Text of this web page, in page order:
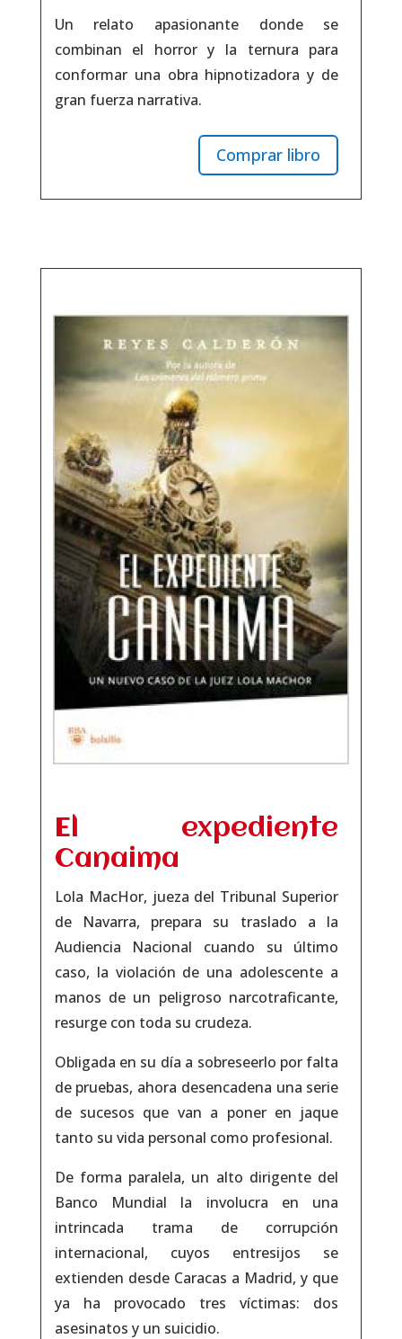
Un relato apasionante donde se
combinan el horror y la ternura para
conformar una obra hipnotizadora y de
gran fuerza narrativa.
Comprar libro
El expediente
Canaima
Lola MacHor, jueza del Tribunal Superior
de Navarra, prepara su traslado a la
Audiencia Nacional cuando su último
caso, la violación de una adolescente a
manos de un peligroso narcotraficante,
resurge con toda su crudeza.
Obligada en su día a sobreseerlo por falta
de pruebas, ahora desencadena una serie
de sucesos que van a poner en jaque
tanto su vida personal como profesional.
De forma paralela, un alto dirigente del
Banco Mundial la involucra en una
intrincada trama de corrupción
internacional, cuyos entresijos se
extienden desde Caracas a Madrid, y que
ya ha provocado tres víctimas: dos
asesinatos y un suicidio.